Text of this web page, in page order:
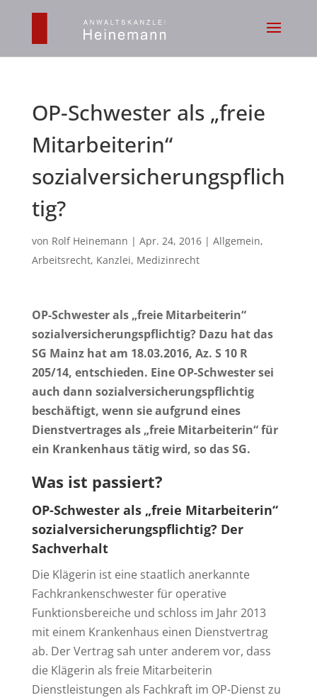
OP-Schwester als „freie
Mitarbeiterin“
sozialversicherungspflich
tig?
von Rolf Heinemann | Apr. 24, 2016| Allgemein,
Arbeitsrecht, Kanzlei, Medizinrecht
OP-Schwester als „freie Mitarbeiterin“
sozialversicherungspflichtig? Dazu hat das
SG Mainz hat am 18.03.2016, Az. S 10 R
205/14, entschieden. Eine OP-Schwester sei
auch dann sozialversicherungspflichtig
beschäftigt, wenn sie aufgrund eines
Dienstvertrages als „freie Mitarbeiterin“ für
ein Krankenhaus tätig wird, so das SG.
Was ist passiert?
OP-Schwester als „freie Mitarbeiterin“
sozialversicherungspflichtig? Der
Sachverhalt
Die Klägerin ist eine staatlich anerkannte
Fachkrankenschwester für operative
Funktionsbereiche und schloss im Jahr 2013
mit einem Krankenhaus einen Dienstvertrag
ab. Der Vertrag sah unter anderem vor, dass
die Klägerin als freie Mitarbeiterin
Dienstleistungen als Fachkraft im OP-Dienst zu